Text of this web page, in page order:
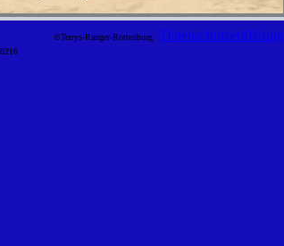
©Terrys-Ranger-Rottenburg Datenschutzerklärung